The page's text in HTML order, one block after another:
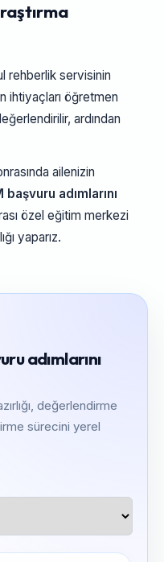
rehberlik servisinin
ihtiyaçları öğretmen
ardından
ailenizin
adımlarını
özel eğitim merkezi
yaparız.
adımlarını
değerlendirme
sürecini yerel